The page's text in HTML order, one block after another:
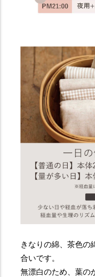
きなりの綿、茶色の
合いです。
無漂白のため、葉の